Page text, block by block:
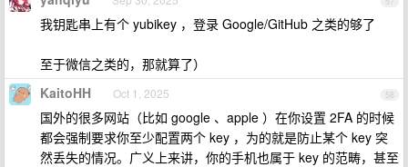
我钥匙串上有个 yubikey ，登录 Google/GitHub 之类的够了
至于微信之类的，那就算了）
58
KaitoHH Oct 1, 2025
国外的很多网站（比如 google 、apple ）在你设置 2FA 的时候
都会强制要求你至少配置两个 key ，为的就是防止某个 key 突
然丢失的情况。广义上来讲，你的手机也属于 key 的范畴，甚至